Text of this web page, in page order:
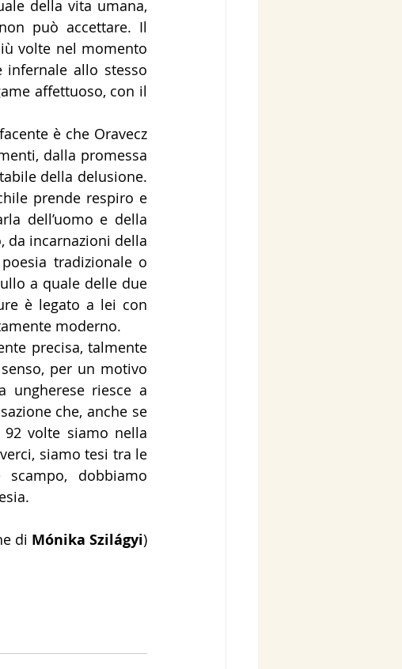
può accettare. Il
volte nel momento
infernale allo stesso
affettuoso, con il
dalla promessa
della delusione.
prende respiro e
dell’uomo e della
da incarnazioni della
tradizionale o
a quale delle due
è legato a lei con
moderno.
per un motivo
ungherese riesce a
che, anche se
volte siamo nella
siamo tesi tra le
dobbiamo
di Mónika Szilágyi)